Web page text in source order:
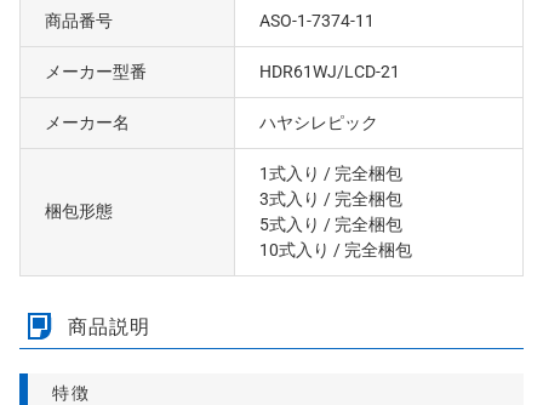
商品番号 ASO-1-7374-11
メーカー型番 HDR61WJ/LCD-21
メーカー名 ハヤシレピック
梱包形態
1式入り / 完全梱包
3式入り / 完全梱包
5式入り / 完全梱包
10式入り / 完全梱包
商品説明
特徴